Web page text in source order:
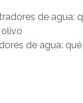
de agua:
de agua: